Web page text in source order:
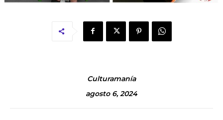
Culturamanía
agosto 6, 2024